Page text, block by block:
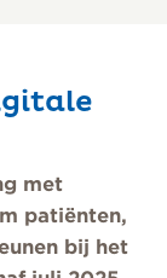
met
patiënten,
bij het